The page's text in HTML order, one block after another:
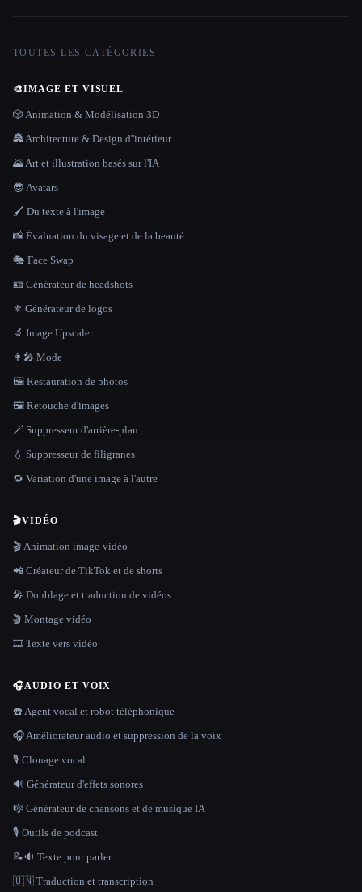
TOUTES LES CATÉGORIES
🎨IMAGE ET VISUEL
🎲 Animation & Modélisation 3D
🏯 Architecture & Design d''intérieur
🌄 Art et illustration basés sur l'IA
😎 Avatars
🖌️ Du texte à l'image
📸 Évaluation du visage et de la beauté
🎭 Face Swap
🪪 Générateur de headshots
⚜️ Générateur de logos
🔬 Image Upscaler
👩‍🎤 Mode
🖼️ Restauration de photos
🖼️ Retouche d'images
🪄 Suppresseur d'arrière-plan
💧 Suppresseur de filigranes
🔁 Variation d'une image à l'autre
🎬VIDÉO
🎬 Animation image-vidéo
📲 Créateur de TikTok et de shorts
🎤 Doublage et traduction de vidéos
🎬 Montage vidéo
🎞️ Texte vers vidéo
🎧AUDIO ET VOIX
☎️ Agent vocal et robot téléphonique
🎧 Améliorateur audio et suppression de la voix
🎙️ Clonage vocal
🔊 Générateur d'effets sonores
🎼 Générateur de chansons et de musique IA
🎙️ Outils de podcast
📝🔉 Texte pour parler
🇺🇳 Traduction et transcription